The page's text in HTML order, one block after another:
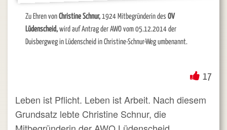
Zu Ehren von Christine Schnur, 1924 Mitbegründerin des OV
Lüdenscheid, wird auf Antrag der AWO vom 05.12.2014 der
Duisbergweg in Lüdenscheid in Christine-Schnur-Weg umbenannt.
17
Leben ist Pflicht. Leben ist Arbeit. Nach diesem
Grundsatz lebte Christine Schnur, die